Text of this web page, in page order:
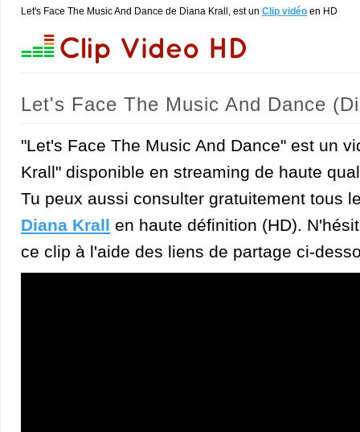
Let's Face The Music And Dance de Diana Krall, est un Clip vidéo en HD
Let's Face The Music And Dance
"Let's Face The Music And Dance" est un
Krall" disponible en streaming de haute
Tu peux aussi consulter gratuitement tous
Diana Krall en haute définition (HD).
ce clip à l'aide des liens de partage ci-